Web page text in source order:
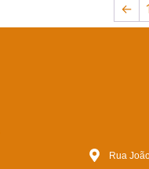
←
Rua